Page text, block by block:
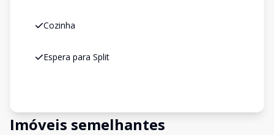
Cozinha
Espera para Split
Imóveis semelhantes